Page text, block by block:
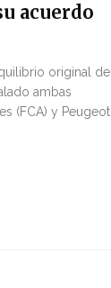
acuerdo
original del
ambas
(FCA) y Peugeot